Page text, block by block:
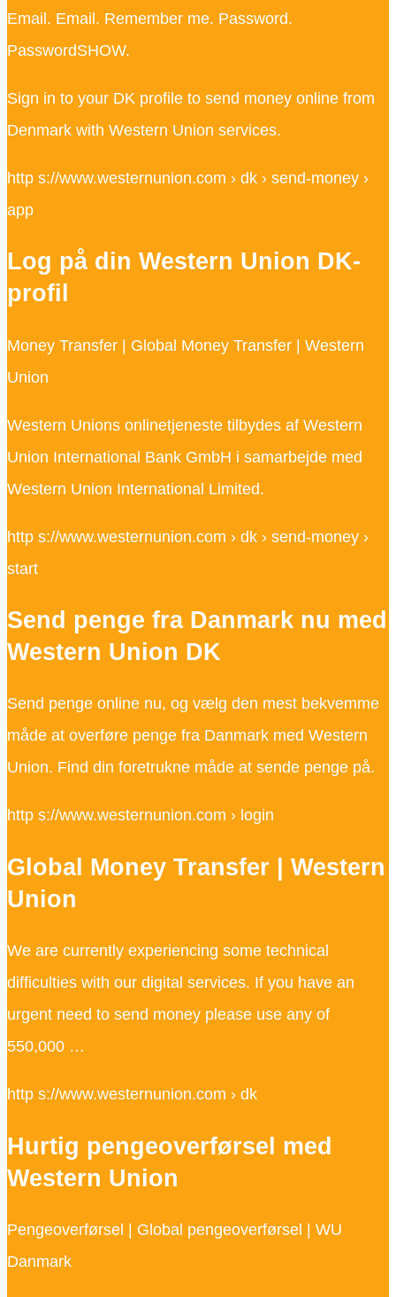
Email. Email. Remember me. Password.
PasswordSHOW.
Sign in to your DK profile to send money online from
Denmark with Western Union services.
http s://www.westernunion.com › dk › send-money ›
app
Log på din Western Union DK-
profil
Money Transfer | Global Money Transfer | Western
Union
Western Unions onlinetjeneste tilbydes af Western
Union International Bank GmbH i samarbejde med
Western Union International Limited.
http s://www.westernunion.com › dk › send-money ›
start
Send penge fra Danmark nu med
Western Union DK
Send penge online nu, og vælg den mest bekvemme
måde at overføre penge fra Danmark med Western
Union. Find din foretrukne måde at sende penge på.
http s://www.westernunion.com › login
Global Money Transfer | Western
Union
We are currently experiencing some technical
difficulties with our digital services. If you have an
urgent need to send money please use any of
550,000 …
http s://www.westernunion.com › dk
Hurtig pengeoverførsel med
Western Union
Pengeoverførsel | Global pengeoverførsel | WU
Danmark